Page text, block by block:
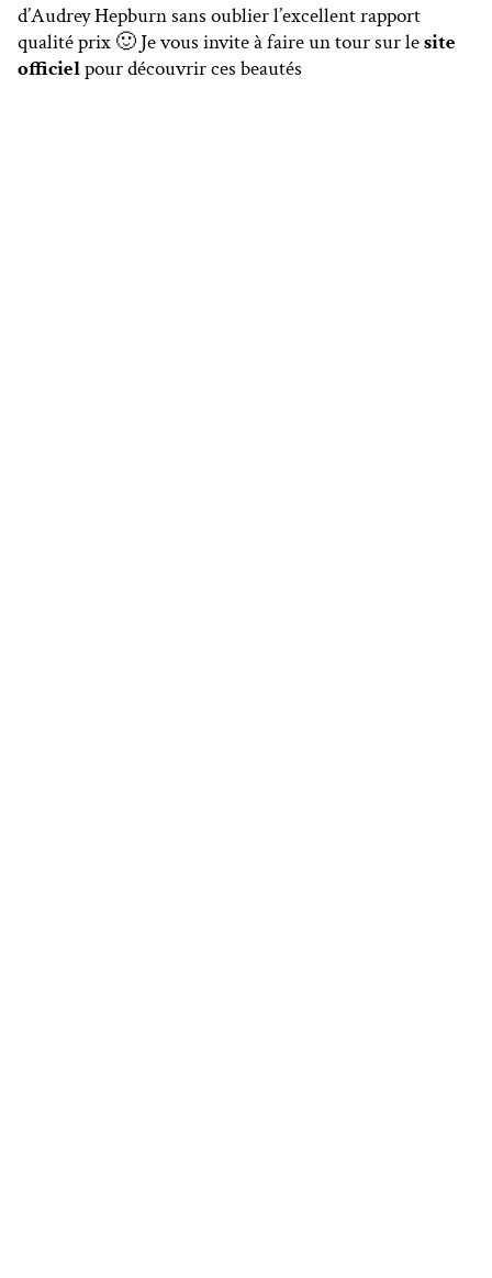
d’Audrey Hepburn sans oublier l’excellent rapport
qualité prix 🙂 Je vous invite à faire un tour sur lesite
officielpour découvrir ces beautés